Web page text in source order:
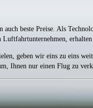
beste Preise. Als
geben wir eins zu eins
Ihnen nur einen Flug zu